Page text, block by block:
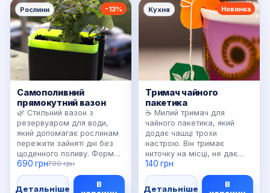
Можемо підігнати розмір
під конкретний діаметр
вазона.
білий, оливковий, теракота
або пісочний. ✨ Добрий
вибір для подарунка,
фотозони, рецепції чи
домашнього підвіконня.
-13%
Рослини
Самополивний
прямокутний вазон
🌿 Стильний вазон з
резервуаром для води,
який допомагає рослинам
пережити зайняті дні без
щоденного поливу. Форма
прямокутна, тому добре
стає на підвіконня, полицю
або робочий стіл.
690 грн790 грн
Детальніше
В
Новинка
Кухня
Тримач чайного
пакетика
☕ Милий тримач для
чайного пакетика, який
додає чашці трохи
настрою. Він тримає
ниточку на місці, не дає
ярличку падати у воду й
робить звичайний чай
акуратнішим. Особливо
140 грн
Детальніше
В